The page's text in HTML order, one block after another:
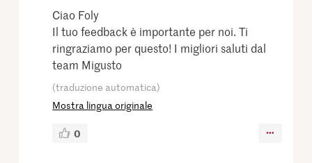
Ciao Foly
Il tuo feedback è importante per noi. Ti
ringraziamo per questo! I migliori saluti dal
team Migusto
(traduzione automatica)
Mostra lingua originale
0